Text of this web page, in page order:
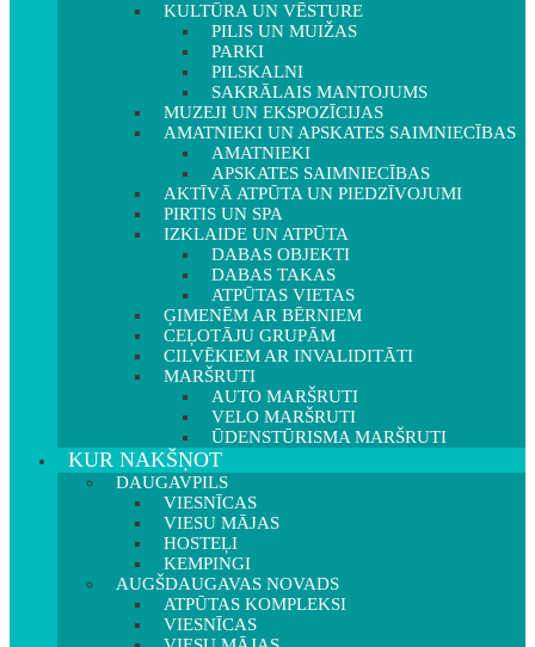
KULTŪRA UN VĒSTURE
PILIS UN MUIŽAS
PARKI
PILSKALNI
SAKRĀLAIS MANTOJUMS
MUZEJI UN EKSPOZĪCIJAS
AMATNIEKI UN APSKATES SAIMNIECĪBAS
AMATNIEKI
APSKATES SAIMNIECĪBAS
AKTĪVĀ ATPŪTA UN PIEDZĪVOJUMI
PIRTIS UN SPA
IZKLAIDE UN ATPŪTA
DABAS OBJEKTI
DABAS TAKAS
ATPŪTAS VIETAS
ĢIMENĒM AR BĒRNIEM
CEĻOTĀJU GRUPĀM
CILVĒKIEM AR INVALIDITĀTI
MARŠRUTI
AUTO MARŠRUTI
VELO MARŠRUTI
ŪDENSTŪRISMA MARŠRUTI
KUR NAKŠŅOT
DAUGAVPILS
VIESNĪCAS
VIESU MĀJAS
HOSTEĻI
KEMPINGI
AUGŠDAUGAVAS NOVADS
ATPŪTAS KOMPLEKSI
VIESNĪCAS